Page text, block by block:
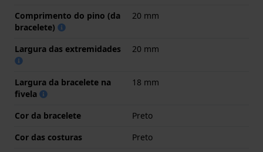
Comprimento do pino (da
bracelete)
20 mm
Largura das extremidades 20 mm
Largura da bracelete na
fivela
18 mm
Cor da bracelete
Preto
Cor das costuras
Preto